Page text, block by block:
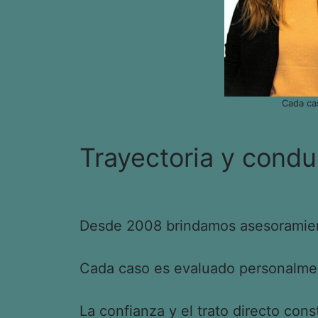
Cada
Trayectoria y
Desde 2008 brindamos
Cada caso es evaluado
La confianza y el trato directo